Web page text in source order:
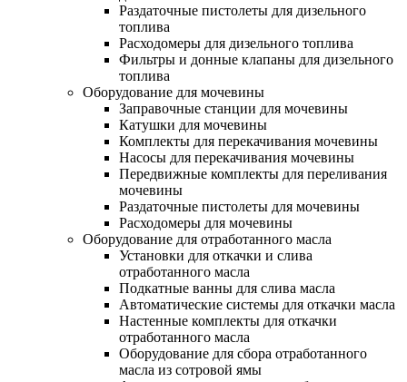
Раздаточные пистолеты для дизельного
топлива
Расходомеры для дизельного топлива
Фильтры и донные клапаны для дизельного
топлива
Оборудование для мочевины
Заправочные станции для мочевины
Катушки для мочевины
Комплекты для перекачивания мочевины
Насосы для перекачивания мочевины
Передвижные комплекты для переливания
мочевины
Раздаточные пистолеты для мочевины
Расходомеры для мочевины
Оборудование для отработанного масла
Установки для откачки и слива
отработанного масла
Подкатные ванны для слива масла
Автоматические системы для откачки масла
Настенные комплекты для откачки
отработанного масла
Оборудование для сбора отработанного
масла из сотровой ямы